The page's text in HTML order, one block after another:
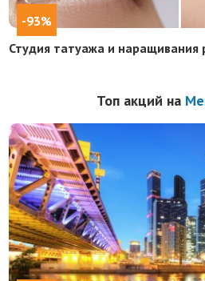
-93%
Студия татуажа и наращивания
Топ акций на